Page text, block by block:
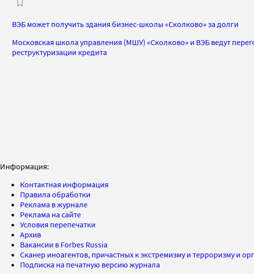
ВЭБ может получить здания бизнес-школы «Сколково» за долги
Московская школа управления (МШУ) «Сколково» и ВЭБ ведут
реструктуризации кредита
Информация:
Контактная информация
Правила обработки
Реклама в журнале
Реклама на сайте
Условия перепечатки
Архив
Вакансии в Forbes Russia
Сканер иноагентов, причастных к экстремизму и терроризму и
Подписка на печатную версию журнала